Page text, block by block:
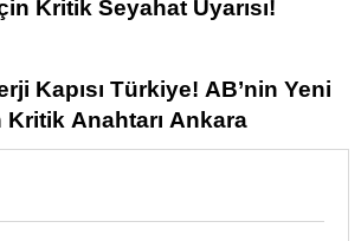
Kritik Seyahat Uyarısı!
Kapısı Türkiye! AB’nin Yeni
Anahtarı Ankara